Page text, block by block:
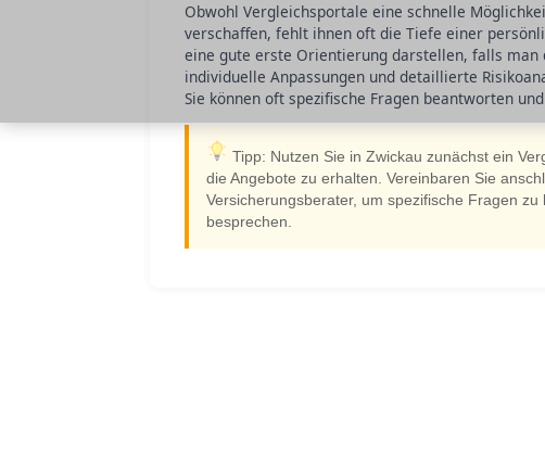
Obwohl Vergleichsportale eine schnelle
verschaffen, fehlt ihnen oft die Tiefe einer
eine gute erste Orientierung darstellen, falls
individuelle Anpassungen und detaillierte
Sie können oft spezifische Fragen beantworten
Tipp: Nutzen Sie in Zwickau zunächst ein
die Angebote zu erhalten. Vereinbaren Sie
Versicherungsberater, um spezifische Fragen
besprechen.